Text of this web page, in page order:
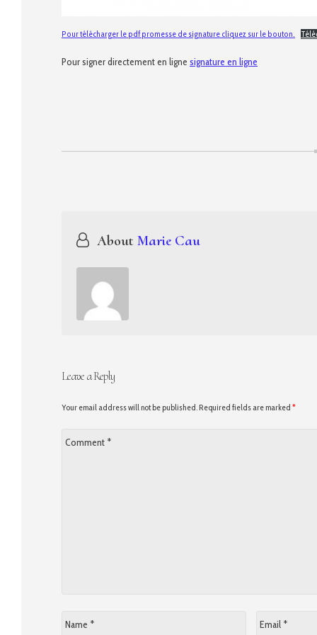
Pour télécharger le pdf promesse de signature cliquez sur le bouton.
Pour signer directement en ligne signature en ligne
About Marie Cau
Leave a Reply
Your email address will not be published. Required fields are marked *
Comment
Name
Email